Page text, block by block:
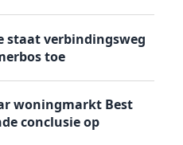
staat verbindingsweg
toe
woningmarkt Best
conclusie op